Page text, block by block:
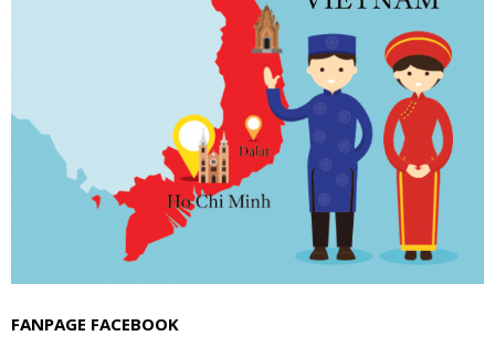
FANPAGE FACEBOOK